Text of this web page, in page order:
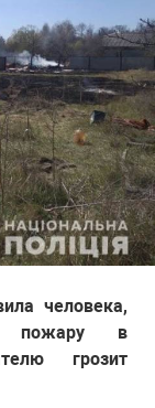
человека,
пожару в
грозит